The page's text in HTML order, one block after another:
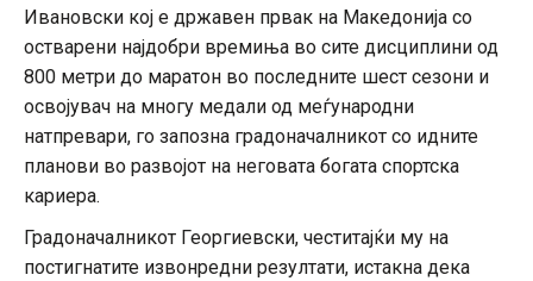
Ивановски кој е државен првак на Македонија со
остварени најдобри времиња во сите дисциплини од
800 метри до маратон во последните шест сезони и
освојувач на многу медали од меѓународни
натпревари, го запозна градоначалникот со идните
планови во развојот на неговата богата спортска
кариера.
Градоначалникот Георгиевски, честитајќи му на
постигнатите извонредни резултати, истакна дека